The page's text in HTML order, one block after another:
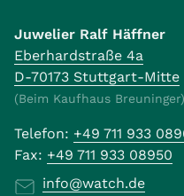
Juwelier Ralf Häffner
Eberhardstraße 4a
D-70173 Stuttgart-Mitte
(Beim Kaufhaus Breuninger)
Telefon: +49 711 933
Fax: +49 711 933 08950
info@watch.de